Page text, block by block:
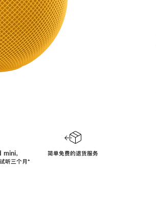
，
听三个月脚
⁺
简单免费的退货服务